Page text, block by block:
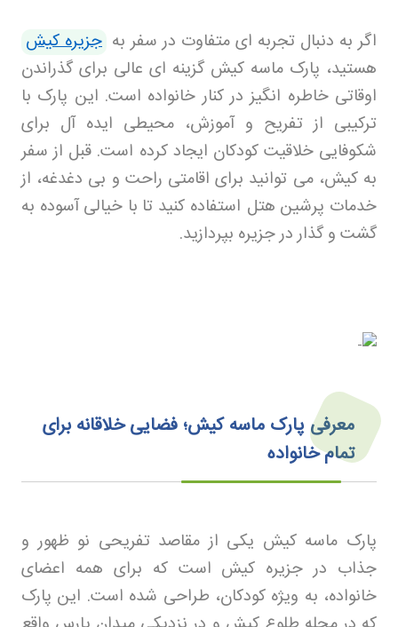
اگر به دنبال تجربه ای متفاوت در سفر به جزیره کیش
هستید، پارک ماسه کیش گزینه ای عالی برای گذراندن
اوقاتی خاطره انگیز در کنار خانواده است. این پارک با
ترکیبی از تفریح و آموزش، محیطی ایده آل برای
شکوفایی خلاقیت کودکان ایجاد کرده است. قبل از سفر
به کیش، می توانید برای اقامتی راحت و بی دغدغه، از
خدمات پرشین هتل استفاده کنید تا با خیالی آسوده به
گشت و گذار در جزیره بپردازید.
معرفی پارک ماسه کیش؛ فضایی خلاقانه برای
تمام خانواده
پارک ماسه کیش یکی از مقاصد تفریحی نو ظهور و
جذاب در جزیره کیش است که برای همه اعضای
خانواده، به ویژه کودکان، طراحی شده است. این پارک